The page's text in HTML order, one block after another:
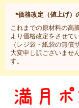
*価格改定（値上げ）
これまでの原材料の高
より価格改定をさせて
（レジ袋・紙袋の無償
大変申し訳ございませ
す。